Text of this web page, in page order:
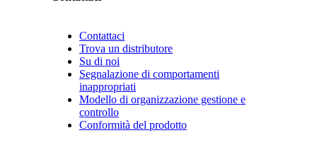
Contattaci
Trova un distributore
Su di noi
Segnalazione di comportamenti
inappropriati
Modello di organizzazione gestione e
controllo
Conformità del prodotto